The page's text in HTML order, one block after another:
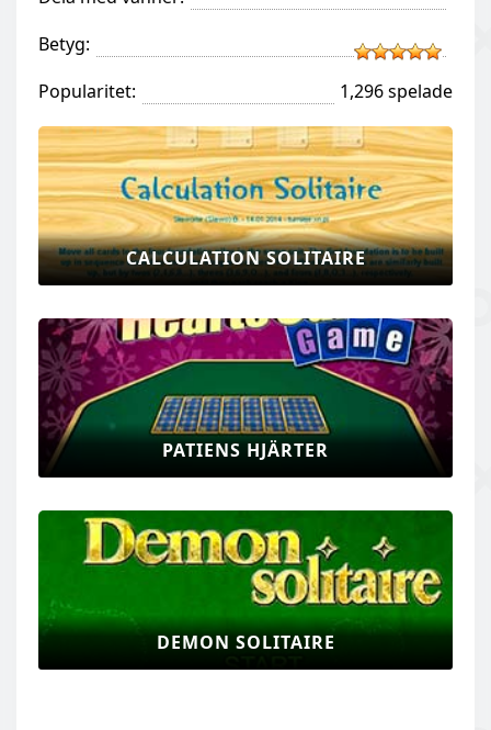
Betyg:
Popularitet:
1,296 spelade
CALCULATION SOLITAIRE
PATIENS HJÄRTER
DEMON SOLITAIRE